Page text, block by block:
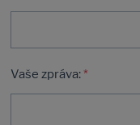
Vaše zpráva:*